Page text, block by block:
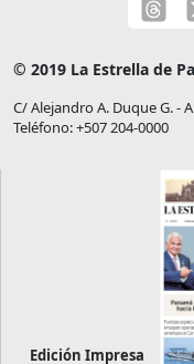
© 2019 La Estrella de
C/ Alejandro A. Duque G. -
Teléfono: +507 204-0000
Edición Impresa